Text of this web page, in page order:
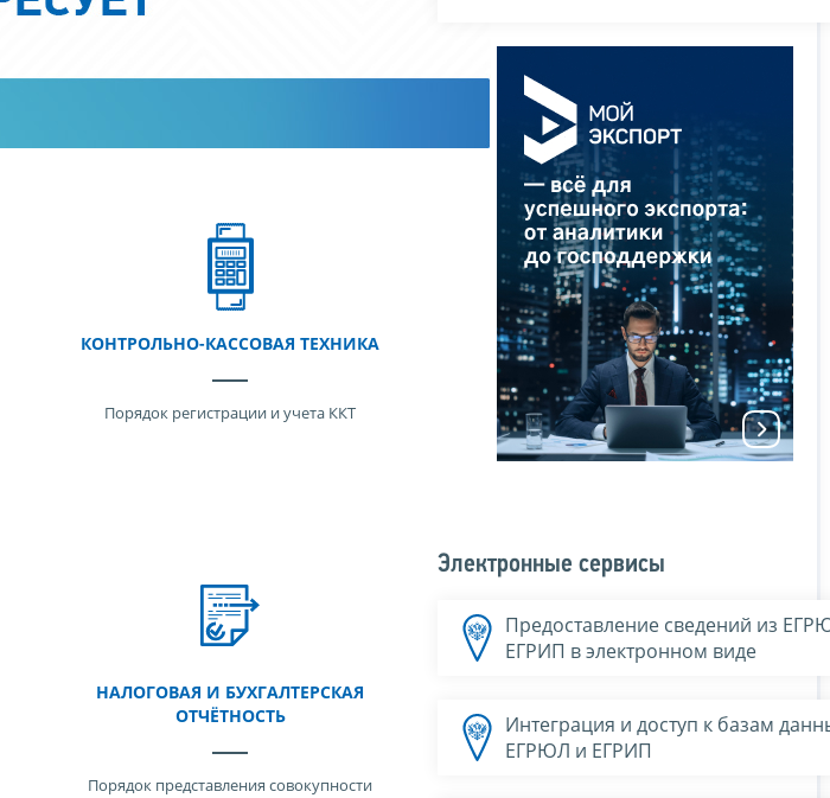
КОНТРОЛЬНО-КАССОВАЯ ТЕХНИКА
Порядок регистрации и учета ККТ
НАЛОГОВАЯ И БУХГАЛТЕРСКАЯ
ОТЧЁТНОСТЬ
Порядок представления совокупности
Электронные сервисы
Предоставление сведений из
ЕГРИП в электронном виде
Интеграция и доступ к базам
ЕГРЮЛ и ЕГРИП